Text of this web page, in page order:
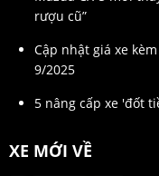
rượu cũ”
Cập nhật giá xe
9/2025
5 nâng cấp xe 'đốt
XE MỚI VỀ